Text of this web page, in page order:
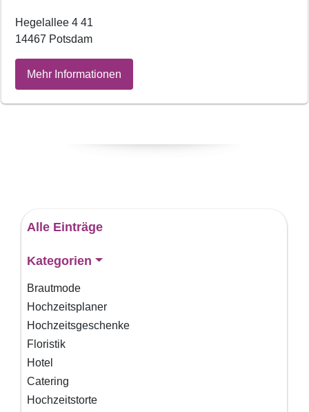
Hegelallee 4 41
14467 Potsdam
Mehr Informationen
Alle Einträge
Kategorien
Brautmode
Hochzeitsplaner
Hochzeitsgeschenke
Floristik
Hotel
Catering
Hochzeitstorte